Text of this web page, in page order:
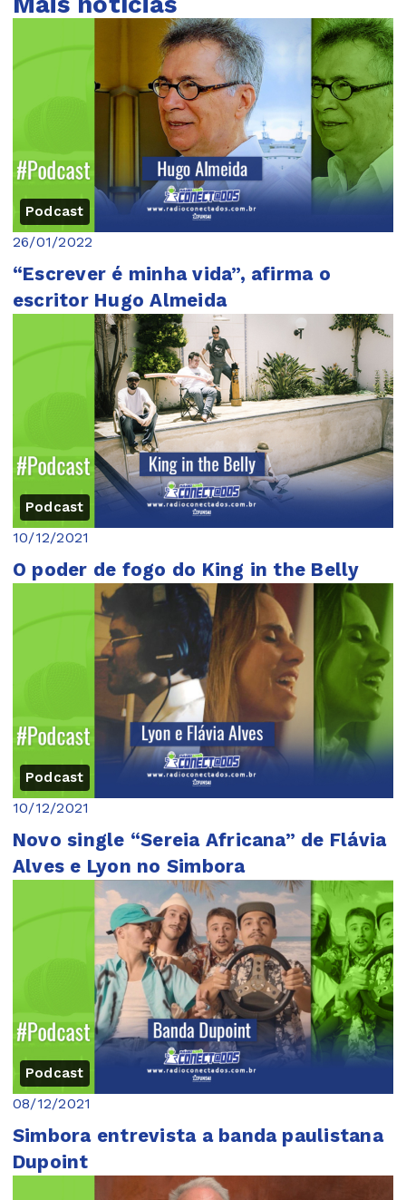
Podcast
26/01/2022
“Escrever é minha vida”, afirma o
escritor Hugo Almeida
Podcast
10/12/2021
O poder de fogo do King in the Belly
Podcast
10/12/2021
Novo single “Sereia Africana” de Flávia
Alves e Lyon no Simbora
Podcast
08/12/2021
Simbora entrevista a banda paulistana
Dupoint